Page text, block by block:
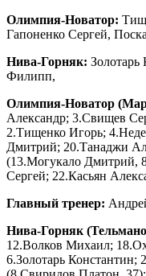
Олимпия-Новатор:
Гапоненко Сергей,
Нива-Горняк:
Филипп,
Олимпия-Новатор
Александр; 3.Свищев
2.Тищенко Игорь;
Дмитрий; 20.Танаджи
(13.Могукало Дмитрий,
Сергей; 22.Касьян
Главный тренер:
Нива-Горняк
12.Волков Михаил;
6.Золотарь